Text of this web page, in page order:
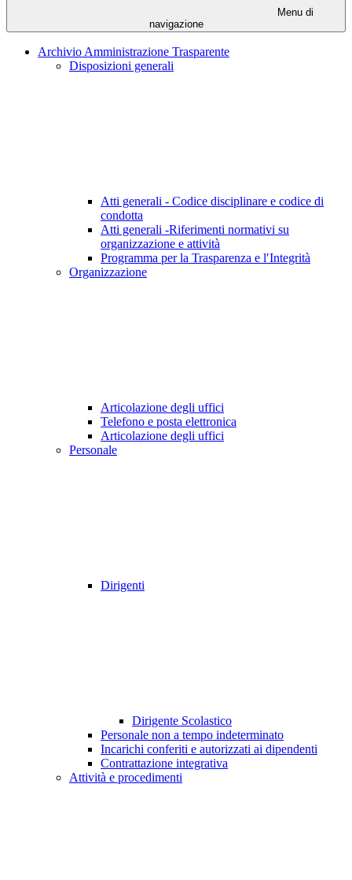
Menu di
navigazione
Archivio Amministrazione Trasparente
Disposizioni generali
Atti generali - Codice disciplinare e codice di
condotta
Atti generali -Riferimenti normativi su
organizzazione e attività
Programma per la Trasparenza e l′Integrità
Organizzazione
Articolazione degli uffici
Telefono e posta elettronica
Articolazione degli uffici
Personale
Dirigenti
Dirigente Scolastico
Personale non a tempo indeterminato
Incarichi conferiti e autorizzati ai dipendenti
Contrattazione integrativa
Attività e procedimenti